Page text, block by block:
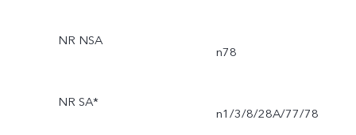
NR NSA
n78
NR SA*
n1/3/8/28A/77/78